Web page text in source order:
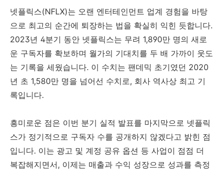
넷플릭스(NFLX)는 오랜 엔터테인먼트 업계 경험을 바탕
으로 최고의 순간에 퇴장하는 법을 확실히 익힌 듯합니다.
2023년 4분기 동안 넷플릭스는 무려 1,890만 명의 새로
운 구독자를 확보하며 월가의 기대치를 두 배 가까이 웃도
는 기록을 세웠습니다. 이 수치는 팬데믹 초기였던 2020
년 초 1,580만 명을 넘어선 수치로, 회사 역사상 최고 기
록입니다.
흥미로운 점은 이번 분기 실적 발표를 마지막으로 넷플릭
스가 정기적으로 구독자 수를 공개하지 않겠다고 밝힌 점
입니다. 이는 광고 및 계정 공유 옵션 등 사업이 점점 더
복잡해지면서, 이제는 매출과 수익 성장으로 성과를 측정